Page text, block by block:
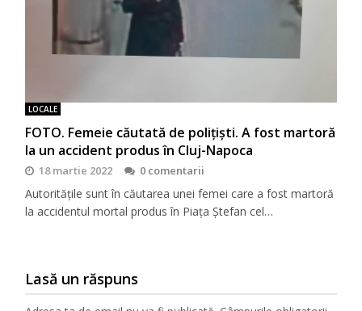
LOCALE
FOTO. Femeie căutată de polițiști. A fost martoră
la un accident produs în Cluj-Napoca
18 martie 2022 0 comentarii
Autoritățile sunt în căutarea unei femei care a fost martoră
la accidentul mortal produs în Piața Ștefan cel…
Lasă un răspuns